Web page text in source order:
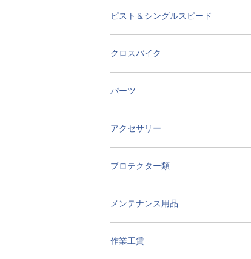
ピスト＆シングルスピード
クロスバイク
パーツ
アクセサリー
プロテクター類
メンテナンス用品
作業工賃